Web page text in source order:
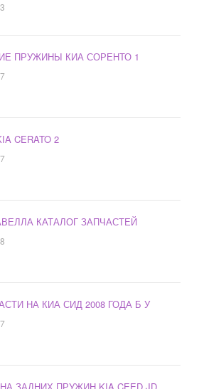
ПРУЖИНЫ КИА СОРЕНТО 1
CERATO 2
КАТАЛОГ ЗАПЧАСТЕЙ
НА КИА СИД 2008 ГОДА Б У